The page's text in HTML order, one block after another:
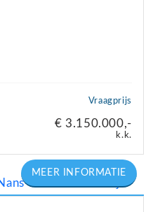
Vraagprijs
€ 3.150.000,-
k.k.